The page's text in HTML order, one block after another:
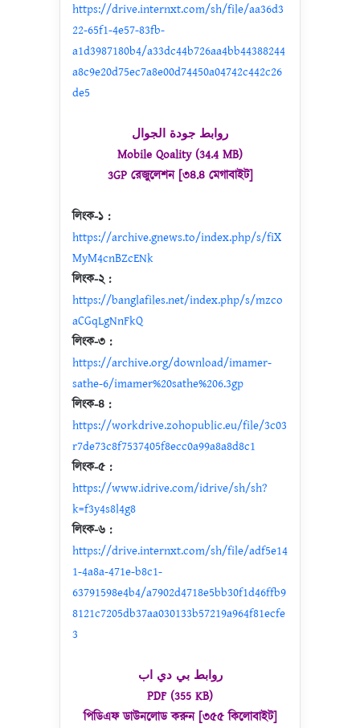
https://drive.internxt.com/sh/file/aa36d3
22-65f1-4e57-83fb-
a1d3987180b4/a33dc44b726aa4bb44388244
a8c9e20d75ec7a8e00d74450a04742c442c26
de5
روابط جودة الجوال
Mobile Qoality (34.4 MB)
3GP রেজুলেশন [৩৪.৪ মেগাবাইট]
লিংক-১ :
https://archive.gnews.to/index.php/s/fiX
MyM4cnBZcENk
লিংক-২ :
https://banglafiles.net/index.php/s/mzco
aCGqLgNnFkQ
লিংক-৩ :
https://archive.org/download/imamer-
sathe-6/imamer%20sathe%206.3gp
লিংক-৪ :
https://workdrive.zohopublic.eu/file/3c03
r7de73c8f7537405f8ecc0a99a8a8d8c1
লিংক-৫ :
https://www.idrive.com/idrive/sh/sh?
k=f3y4s8l4g8
লিংক-৬ :
https://drive.internxt.com/sh/file/adf5e14
1-4a8a-471e-b8c1-
63791598e4b4/a7902d4718e5bb30f1d46ffb9
8121c7205db37aa030133b57219a964f81ecfe
3
روابط بي دي اب
PDF (355 KB)
পিডিএফ ডাউনলোড করুন [৩৫৫ কিলোবাইট]